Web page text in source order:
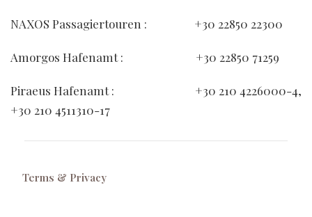
NAXOS Passagiertouren : +30 22850 22300
Amorgos Hafenamt : +30 22850 71259
Piraeus Hafenamt : +30 210 4226000-4,
+30 210 4511310-17
Terms & Privacy